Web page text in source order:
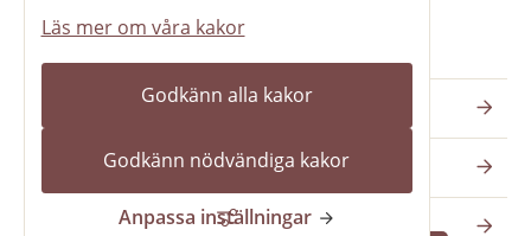
Läs mer om våra kakor
Godkänn alla kakor
Godkänn nödvändiga kakor
Anpassa inställningar
Våra webbplatser
Katedralskolan
Vilans fritidsområde
Skara kommun